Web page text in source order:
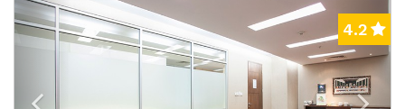
Previous Next
4.2